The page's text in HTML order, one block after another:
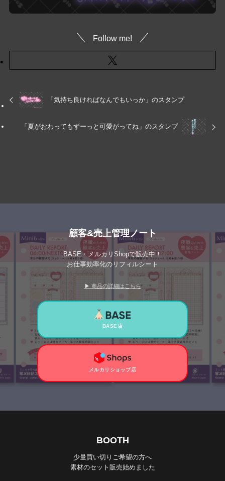
Follow me!
「気持ち良ければなんでもいっか」のスタンプ
「夏がおわってもずーっと可愛がってね」のスタンプ
顧客&売上管理ノート
BASE・メルカリShopで販売中！
お仕事効率化のリフィルシート
▶ 商品の詳細はこちら
BASE店
メルカリショップ店
BOOTH
少量買い切りご希望の方へ
素材のセット販売始めました